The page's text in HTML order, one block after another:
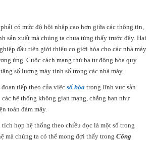
có mức độ hội nhập cao hơn giữa các thông tin,
sản xuất mà chúng ta chưa từng thấy trước đây. Hai
đầu tiên giới thiệu cơ giới hóa cho các nhà máy
ứng. Cuộc cách mạng thứ ba tự động hóa quy
số lượng máy tính số trong các nhà máy.
tiếp theo của việc số hóa trong lĩnh vực sản
hệ thống không gian mạng, chẳng hạn như
toán đám mây.
hợp hệ thống theo chiều dọc là một số trong
mà chúng ta có thể mong đợi thấy trong Công